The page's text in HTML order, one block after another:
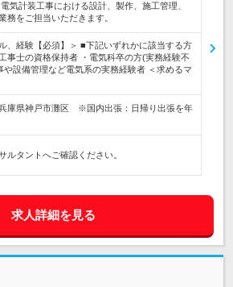
気計装工事における設計、製作、施工管理、
務をご担当いただきます。
、経験【必須】＞ ■下記いずれかに該当する方
事士の資格保持者 ・電気科卒の方(実務経験不
や設備管理など電気系の実務経験者 ＜求めるマ
兵庫県神戸市灘区 ※国内出張：日帰り出張を年
ルタントへご確認ください。
求人詳細を見る